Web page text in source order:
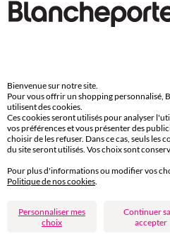
Commande
Retours gratuits en Point Relais®
Paiement
Carte 4 Etoiles
(1) Offres et codes promos
Aide & conseils
Blancheporte
Bienvenue sur notre site.
Pour vous offrir un shopping personnalisé,
utilisent des cookies.
Ces cookies seront utilisés pour analyser
vos préférences et vous présenter des
choisir de les refuser. Dans ce cas, seuls les
du site seront utilisés. Vos choix sont
Pour plus d'informations ou modifier vos
Politique de nos cookies.
Personnaliser mes
choix
Continuer
accepter